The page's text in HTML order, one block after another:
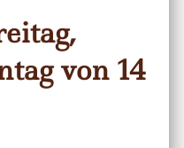
von 14